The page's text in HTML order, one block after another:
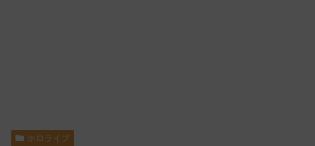
ホロライブ